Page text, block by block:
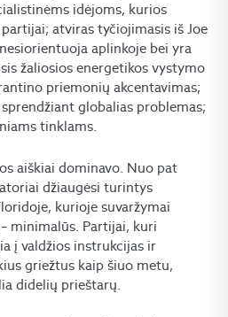
idėjoms, kurios
atviras tyčiojimasis iš Joe
aplinkoje bei yra
žaliosios energetikos vystymo
priemonių akcentavimas;
globalias problemas;
tinklams.
aiškiai dominavo. Nuo pat
džiaugėsi turintys
kurioje suvaržymai
minimalūs. Partijai, kuri
į valdžios instrukcijas ir
griežtus kaip šiuo metu,
didelių prieštarų.